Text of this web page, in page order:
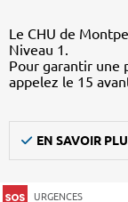
Le CHU de
Niveau 1.
Pour garantir une
appelez le 15
EN SAVOIR
URGENCES